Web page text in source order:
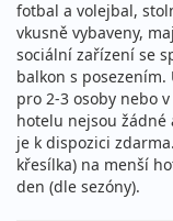
03.09. -
čtvrtek - čtvrtek
10.09. -
čtvrtek - čtvrtek
fotbal a volejbal,
vkusně vybaveny,
sociální zařízení se
balkon s
pro 2-3 osoby nebo
hotelu nejsou žádné
je k dispozici
křesílka) na menší
den (dle sezóny).